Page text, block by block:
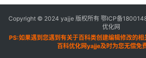
Copyright © 2024 yajje 版权所有鄂ICP备
优化网
PS:如果遇到您遇到有关于百科类创建编辑修改的
百科优化网yajje及时为您无偿免